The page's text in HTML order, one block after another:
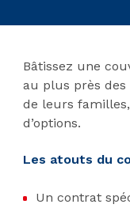
Bâtissez une
au plus près des
de leurs
d’options.
Les atouts du
Un contrat